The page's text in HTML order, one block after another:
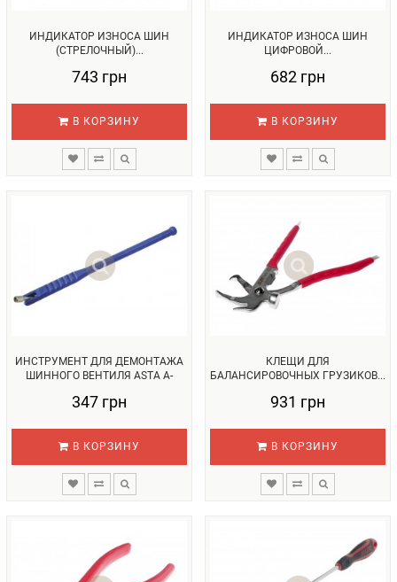
ИНДИКАТОР ИЗНОСА ШИН
(СТРЕЛОЧНЫЙ)...
743 грн
В КОРЗИНУ
ИНДИКАТОР ИЗНОСА ШИН
ЦИФРОВОЙ...
682 грн
В КОРЗИНУ
ИНСТРУМЕНТ ДЛЯ ДЕМОНТАЖА
ШИННОГО ВЕНТИЛЯ ASTA A-
347 грн
В КОРЗИНУ
КЛЕЩИ ДЛЯ
БАЛАНСИРОВОЧНЫХ ГРУЗИКОВ...
931 грн
В КОРЗИНУ